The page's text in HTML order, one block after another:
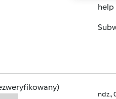
help
ndz.,